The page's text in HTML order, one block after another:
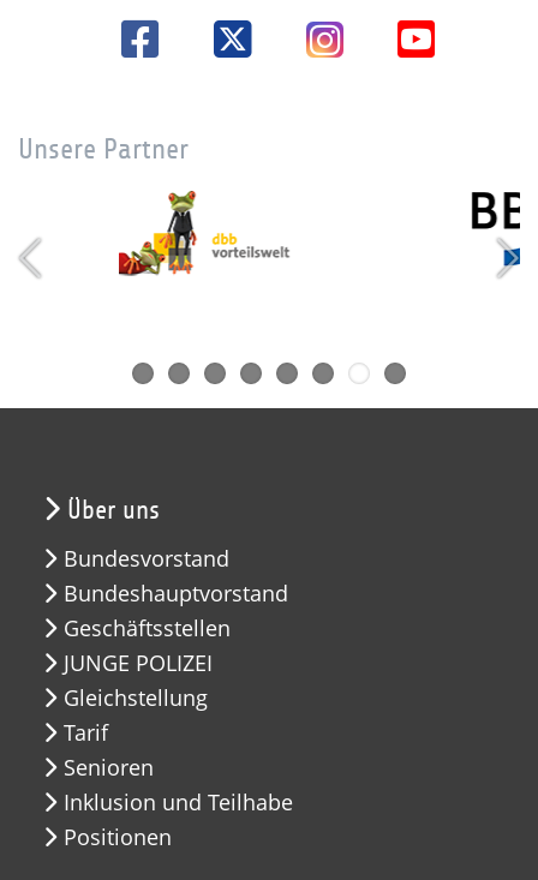
Unsere Partner
Über uns
Bundesvorstand
Bundeshauptvorstand
Geschäftsstellen
JUNGE POLIZEI
Gleichstellung
Tarif
Senioren
Inklusion und Teilhabe
Positionen